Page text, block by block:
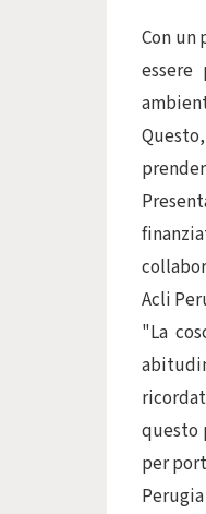
Con un
Acli
"La
questo
per